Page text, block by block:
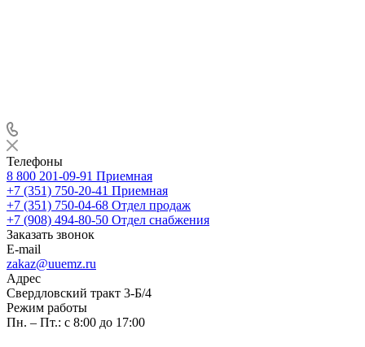
Телефоны
8 800 201-09-91 Приемная
+7 (351) 750-20-41 Приемная
+7 (351) 750-04-68 Отдел продаж
+7 (908) 494-80-50 Отдел снабжения
Заказать звонок
E-mail
zakaz@uuemz.ru
Адрес
Свердловский тракт 3-Б/4
Режим работы
Пн. – Пт.: с 8:00 до 17:00